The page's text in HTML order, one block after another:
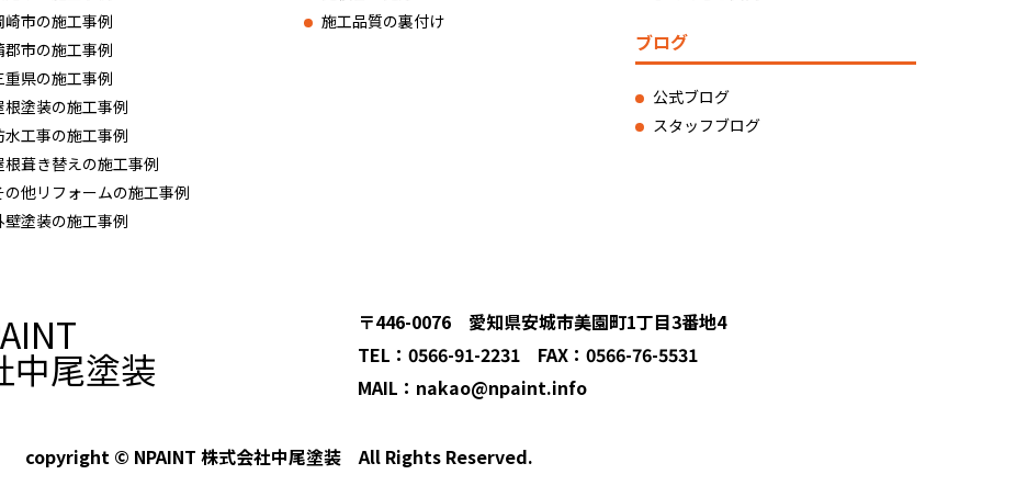
崎市の施工事例
郡市の施工事例
重県の施工事例
根塗装の施工事例
水工事の施工事例
根葺き替えの施工事例
の他リフォームの施工事例
壁塗装の施工事例
施工品質の裏付け
ブログ
公式ブログ
スタッフブログ
中尾塗装
〒446-0076 愛知県安城市美園町1丁目3番地4
TEL：0566-91-2231 FAX：0566-76-5531
MAIL：nakao@npaint.info
copyright © NPAINT 株式会社中尾塗装 All Rights Reserved.